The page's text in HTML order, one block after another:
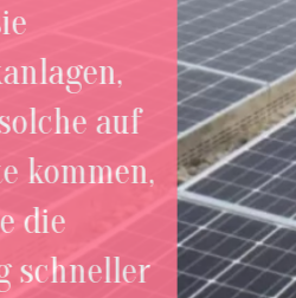
sie
solche auf
kommen,
sie die
schneller